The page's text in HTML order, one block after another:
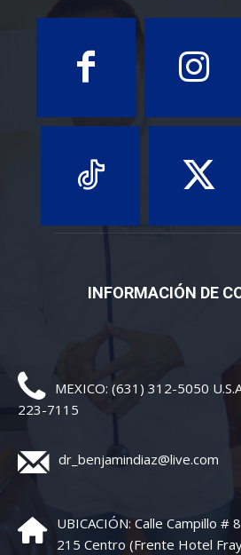
INFORMACIÓN DE
MEXICO: (631) 312-5050
223-7115
dr_benjamindiaz@live.com
UBICACIÓN: Calle Campillo #
215 Centro (Frente Hotel